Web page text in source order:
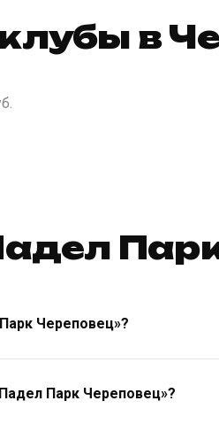
в
Череповец»?
Парк Череповец»?